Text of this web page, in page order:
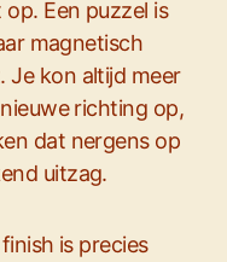
Een puzzel is
magnetisch
Je kon altijd meer
richting op,
dat nergens op
uitzag.
is precies